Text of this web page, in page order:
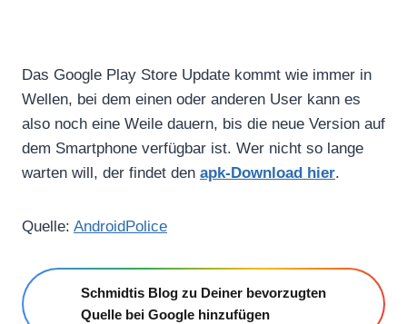
Das Google Play Store Update kommt wie immer in
Wellen, bei dem einen oder anderen User kann es
also noch eine Weile dauern, bis die neue Version auf
dem Smartphone verfügbar ist. Wer nicht so lange
warten will, der findet den apk-Download hier.
Quelle: AndroidPolice
Schmidtis Blog zu Deiner bevorzugten
Quelle bei Google hinzufügen